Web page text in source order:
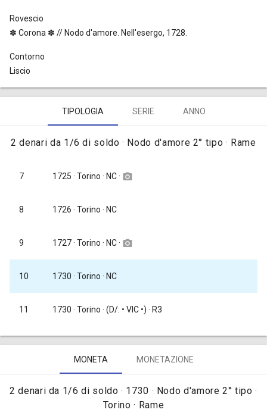
Rovescio
✽ Corona ✽ // Nodo d'amore. Nell'esergo, 1728.
Contorno
Liscio
TIPOLOGIA SERIE ANNO
2 denari da 1/6 di soldo · Nodo d'amore 2° tipo · Rame
7 1725 · Torino · NC · camera_alt
8 1726 · Torino · NC
9 1727· Torino · NC · camera_alt
10 1730 · Torino · NC
11 1730 · Torino · (D/: • VIC •) · R3
MONETA MONETAZIONE
2 denari da 1/6 di soldo · 1730 · Nodo d'amore 2° tipo ·
Torino · Rame